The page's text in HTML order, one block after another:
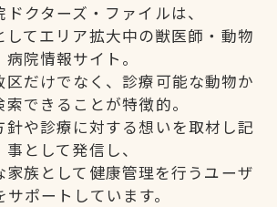
クターズ・ファイルは、
してエリア拡大中の獣医師・動物
病院情報サイト。
区だけでなく、診療可能な動物か
索できることが特徴的。
針や診療に対する想いを取材し記
事として発信し、
家族として健康管理を行うユーザ
サポートしています。